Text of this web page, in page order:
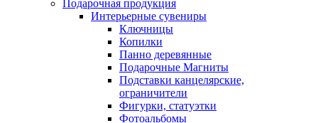
Подарочная продукция
Интерьерные сувениры
Ключницы
Копилки
Панно деревянные
Подарочные Магниты
Подставки канцелярские,
ограничители
Фигурки, статуэтки
Фотоальбомы